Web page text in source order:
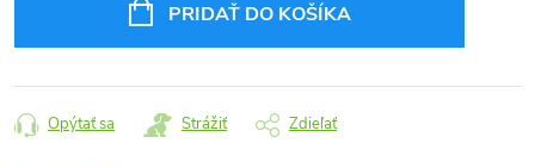
PRIDAŤ DO KOŠÍKA
Opýtať sa Strážiť Zdieľať